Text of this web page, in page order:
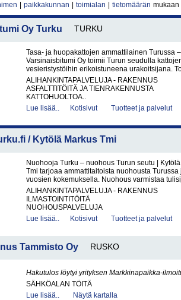
paikkakunnan toimialan tietomäärän mukaan
Oy Turku TURKU
Tasa- ja huopakattojen ammattilainen Turussa
Varsinaisbitumi Oy toimii Turun seudulla
vesieristystöihin erikoistuneena urakoitsijana.
ALIHANKINTAPALVELUJA - RAKENNUS
ASFALTTITÖITÄ JA TIENRAKENNUSTA
KATTOHUOLTOA..
Lue lisää..
Kotisivut Tuotteet ja palvelut
/ Kytölä Markus Tmi
Nuohooja Turku – nuohous Turun seutu |
Tmi tarjoaa ammattitaitoista nuohousta
vuosien kokemuksella. Nuohous varmistaa
ALIHANKINTAPALVELUJA - RAKENNUS
ILMASTOINTITÖITÄ
NUOHOUSPALVELUJA
Lue lisää..
Kotisivut Tuotteet ja palvelut
Tammisto Oy RUSKO
Hakutulos löytyi yrityksen Markkinapaikka-
SÄHKÖALAN TÖITÄ
Lue lisää..
Näytä kartalla